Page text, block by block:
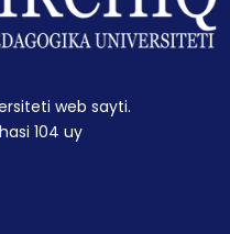
web sayti.
104 uy